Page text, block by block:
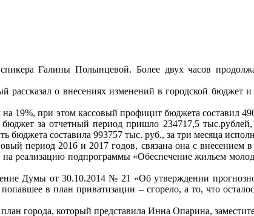
Галины Полынцевой. Более двух часов
о внесениях изменений в городской бюджет
19%, при этом кассовый профицит бюджета составил
за отчетный период пришло 234717,5
составила 993757 тыс. руб., за три месяца
период 2016 и 2017 годов, связана она с внесением в
на реализацию подпрограммы «Обеспечение жильем
Думы от 30.10.2014 № 21 «Об утверждении
в план приватизации – сгорело, а то, что
города, который представила Инна Опарина,